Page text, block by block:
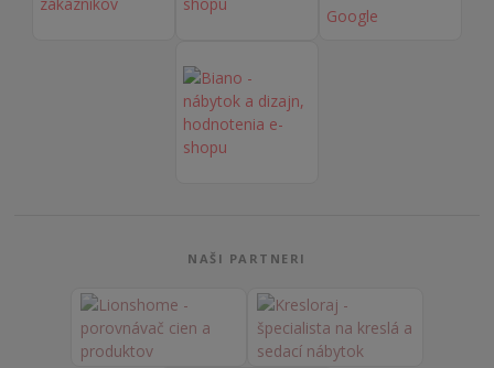
NAŠI PARTNERI